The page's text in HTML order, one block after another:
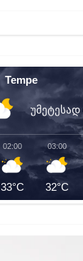
Tempe
02:00
33°C
03:00
32°C